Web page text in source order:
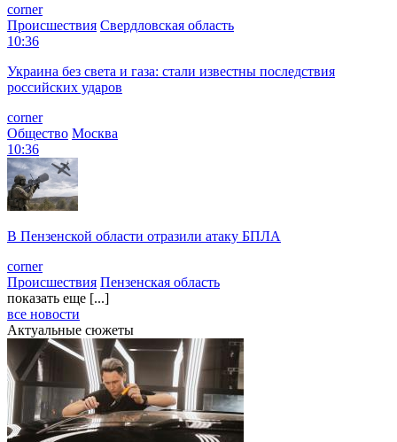
corner
Происшествия Свердловская область
10:36
Украина без света и газа: стали известны последствия
российских ударов
corner
Общество Москва
10:36
В Пензенской области отразили атаку БПЛА
corner
Происшествия Пензенская область
показать еще [...]
все новости
Актуальные сюжеты